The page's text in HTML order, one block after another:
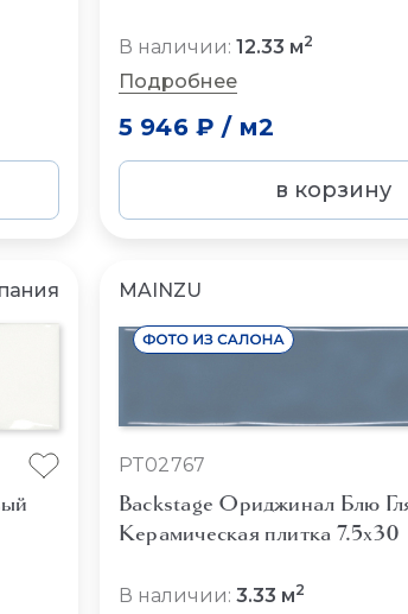
В наличии: 12.33 м2
Подробнее
5 946 ₽ / м2
в корзину
MAINZU
PT02767
Backstage Ориджинал Блю
Керамическая плитка 7.5x30
В наличии: 3.33 м2